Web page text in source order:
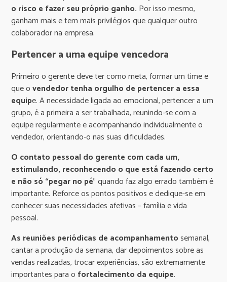
o risco e fazer seu próprio ganho. Por isso mesmo,
ganham mais e tem mais privilégios que qualquer outro
colaborador na empresa.
Pertencer a uma equipe vencedora
Primeiro o gerente deve ter como meta, formar um time e
que ovendedor tenha orgulho de pertencer a essa
equipe. A necessidade ligada ao emocional, pertencer a um
grupo, é a primeira a ser trabalhada, reunindo-se com a
equipe regularmente e acompanhando individualmente o
vendedor, orientando-o nas suas dificuldades.
O contato pessoal do gerente com cada um,
estimulando, reconhecendo o que está fazendo certo
e não só “pegar no pé” quando faz algo errado também é
importante. Reforce os pontos positivos e dedique-se em
conhecer suas necessidades afetivas – família e vida
pessoal.
As reuniões periódicas de acompanhamentosemanal,
cantar a produção da semana, dar depoimentos sobre as
vendas realizadas, trocar experiências, são extremamente
importantes para o fortalecimento da equipe.